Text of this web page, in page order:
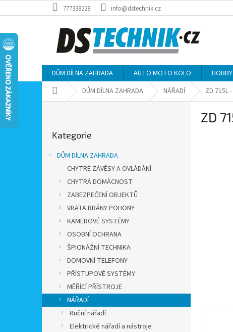
na
777338228 info@dstechnik.cz
DŮM DÍLNA ZAHRADA AUTO MOTO KOLO
Domů DŮM DÍLNA ZAHRADA NÁŘADÍ ZD 715L
kategorie
Kategorie
DŮM DÍLNA ZAHRADA
CHYTRÉ ZÁVĚSY A OVLÁDÁNÍ
CHYTRÁ DOMÁCNOST
ZABEZPEČENÍ OBJEKTŮ
VRATA BRÁNY POHONY
KAMEROVÉ SYSTÉMY
OSOBNÍ OCHRANA
ŠPIONÁŽNÍ TECHNIKA
DOMOVNÍ TELEFONY
PŘÍSTUPOVÉ SYSTÉMY
MĚŘÍCÍ PŘÍSTROJE
NÁŘADÍ
Ruční nářadí
Elektrické nářadí a nástroje
ZD